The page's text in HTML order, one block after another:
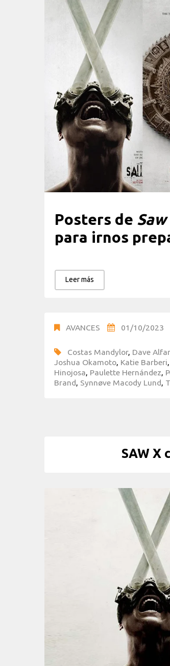
Posters de Saw
para irnos
Leer más
AVANCES 01/10/2023
Costas Mandylor, Dave
Joshua Okamoto Katie Barberi
Hinojosa Paulette Hernández
Brand Synnøve Macody Lund
SAW X